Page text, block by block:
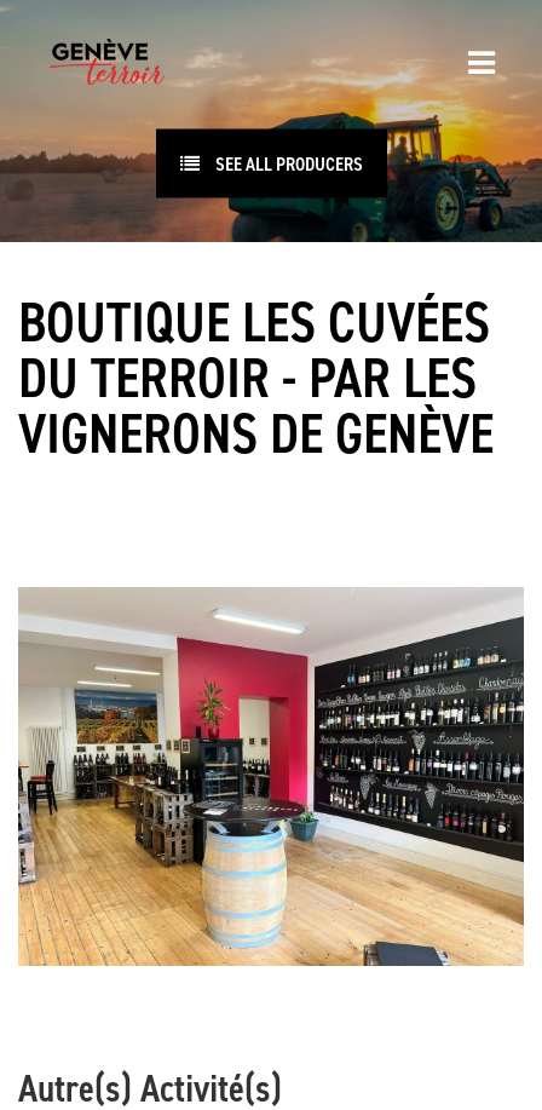
SEE ALL PRODUCERS
BOUTIQUE LES CUVÉES
DU TERROIR - PAR LES
VIGNERONS DE GENÈVE
Autre(s) Activité(s)